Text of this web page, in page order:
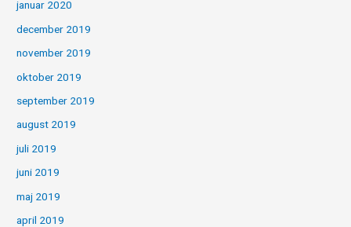
januar 2020
december 2019
november 2019
oktober 2019
september 2019
august 2019
juli 2019
juni 2019
maj 2019
april 2019